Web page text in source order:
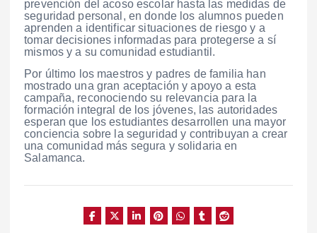
prevención del acoso escolar hasta las medidas de
seguridad personal, en donde los alumnos pueden
aprenden a identificar situaciones de riesgo y a
tomar decisiones informadas para protegerse a sí
mismos y a su comunidad estudiantil.
Por último los maestros y padres de familia han
mostrado una gran aceptación y apoyo a esta
campaña, reconociendo su relevancia para la
formación integral de los jóvenes, las autoridades
esperan que los estudiantes desarrollen una mayor
conciencia sobre la seguridad y contribuyan a crear
una comunidad más segura y solidaria en
Salamanca.